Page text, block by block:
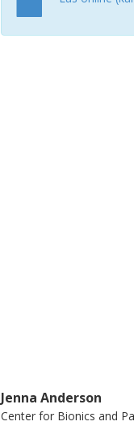
Jenna Anderson
Center for Bionics and